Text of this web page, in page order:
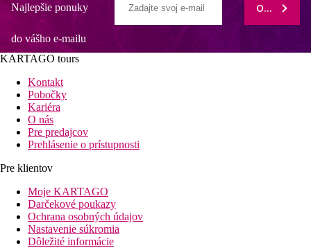
Najlepšie ponuky
do vášho e-mailu
ODOBERAŤ
KARTAGO tours
Kontakt
Pobočky
Kariéra
O nás
Pre predajcov
Prehlásenie o prístupnosti
Pre klientov
Moje KARTAGO
Darčekové poukazy
Ochrana osobných údajov
Nastavenie súkromia
Dôležité informácie